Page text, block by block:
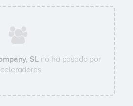
SL no ha pasado por